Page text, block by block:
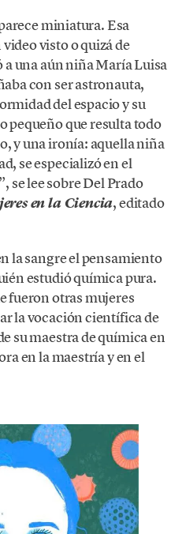
miniatura. Esa
visto o quizá de
a una aún niña María Luisa
con ser astronauta,
del espacio y su
pequeño que resulta todo
y una ironía: aquella niña
se especializó en el
se lee sobre Del Prado
en la Ciencia, editado
la sangre el pensamiento
estudió química pura.
fueron otras mujeres
la vocación científica de
su maestra de química en
en la maestría y en el